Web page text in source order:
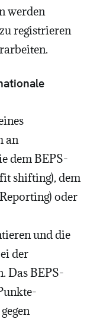
werden
registrieren
an
dem BEPS-
shifting), dem
oder
und die
der
Das BEPS-